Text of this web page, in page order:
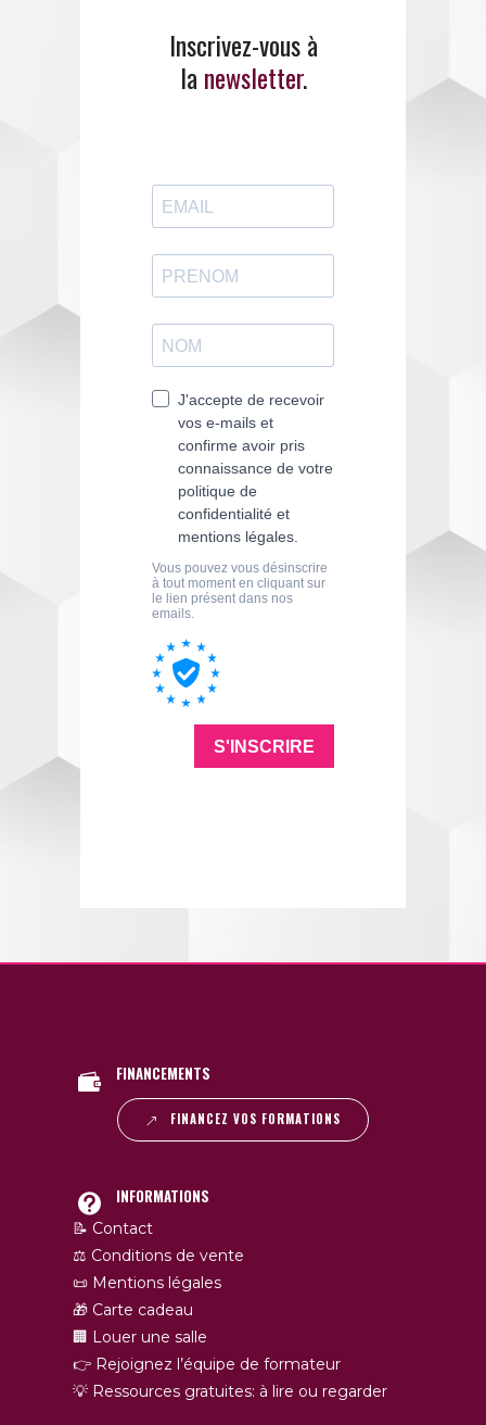
ENTREZ EN CONTACT
Inscrivez-vous à
la newsletter.
FINANCEMENTS
FINANCEZ VOS FORMATIONS
INFORMATIONS
📝 Contact
⚖️ Conditions de vente
📜 Mentions légales
🎁 Carte cadeau
🏢 Louer une salle
👉 Rejoignez l’équipe de formateur
💡 Ressources gratuites: à lire ou regarder